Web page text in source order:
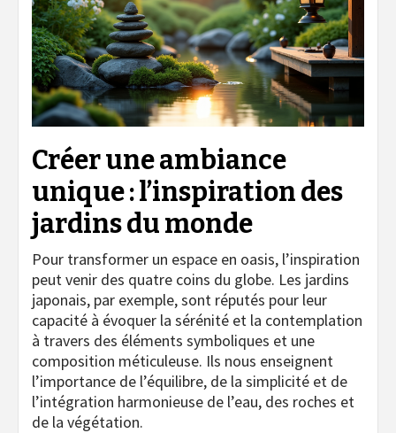
Créer une ambiance
unique : l’inspiration des
jardins du monde
Pour transformer un espace en oasis, l’inspiration
peut venir des quatre coins du globe. Les jardins
japonais, par exemple, sont réputés pour leur
capacité à évoquer la sérénité et la contemplation
à travers des éléments symboliques et une
composition méticuleuse. Ils nous enseignent
l’importance de l’équilibre, de la simplicité et de
l’intégration harmonieuse de l’eau, des roches et
de la végétation.